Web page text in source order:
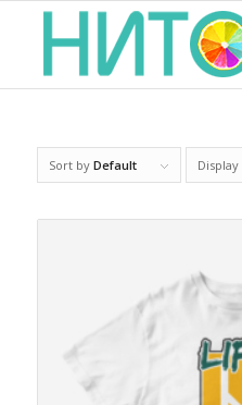
Sort by Default Display